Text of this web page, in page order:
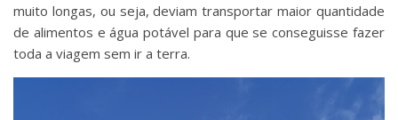
muito longas, ou seja, deviam transportar maior quantidade
de alimentos e água potável para que se conseguisse fazer
toda a viagem sem ir a terra.